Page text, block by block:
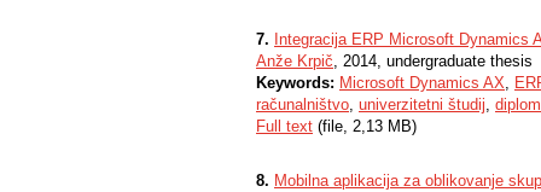
7. Integracija ERP Microsoft Dynamics
Anže Krpič, 2014, undergraduate thesis
Keywords: Microsoft Dynamics AX,
računalništvo, univerzitetni študij,
Full text (file, 2,13 MB)
8. Mobilna aplikacija za oblikovanje